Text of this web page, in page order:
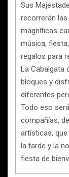
Sus
recorrerán
magníficas
música,
regalos para
La Cabalgata
bloques y
diferentes
Todo eso
compañías,
artísticas,
la tarde y la
fiesta de